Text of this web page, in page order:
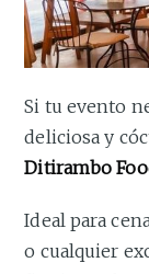
Si tu evento
deliciosa y
Ditirambo
Ideal para
o cualquier